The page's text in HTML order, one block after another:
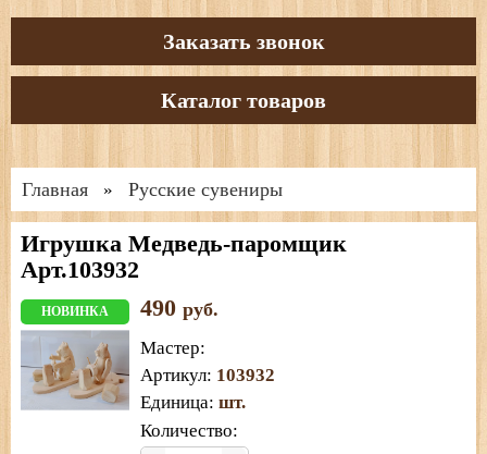
Заказать звонок
Каталог товаров
Главная » Русские сувениры
Игрушка Медведь-паромщик
Арт.103932
НОВИНКА 490 руб.
Мастер:
Артикул: 103932
Единица: шт.
Количество: